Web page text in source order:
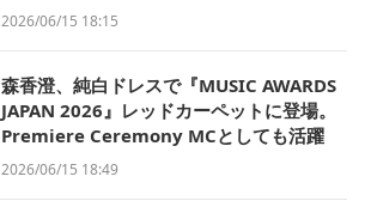
2026/06/15 18:15
森香澄、純白ドレスで『MUSIC AWARDS
JAPAN 2026』レッドカーペットに登場。
Premiere Ceremony MCとしても活躍
2026/06/15 18:49